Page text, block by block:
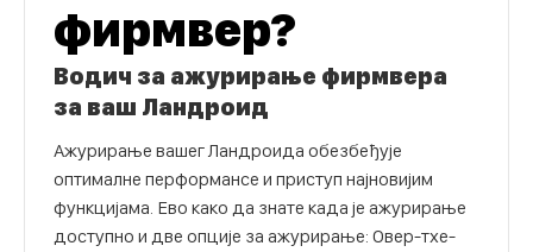
фирмвер?
Водич за ажурирање фирмвера
за ваш Ландроид
Ажурирање вашег Ландроида обезбеђује
оптималне перформансе и приступ најновијим
функцијама. Ево како да знате када је ажурирање
доступно и две опције за ажурирање: Овер-тхе-